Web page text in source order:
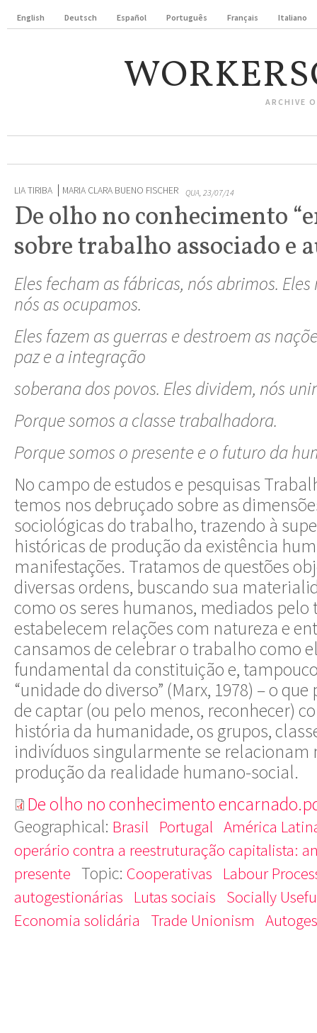
English Deutsch Español Português Français Italiano
ARCHIVE
LIA TIRIBA MARIA CLARA BUENO FISCHER QUA, 23/07/14
De olho no conhecimento
sobre trabalho associado e
Eles fecham as fábricas, nós abrimos.
nós as ocupamos.
Eles fazem as guerras e destroem as
paz e a integração
soberana dos povos. Eles dividem, nós
Porque somos a classe trabalhadora.
Porque somos o presente e o futuro da
No campo de estudos e pesquisas
temos nos debruçado sobre as
sociológicas do trabalho, trazendo à
históricas de produção da existência
manifestações. Tratamos de questões
diversas ordens, buscando sua
como os seres humanos, mediados pelo
estabelecem relações com natureza e
cansamos de celebrar o trabalho como
fundamental da constituição e,
“unidade do diverso” (Marx, 1978) – o
de captar (ou pelo menos, reconhecer)
história da humanidade, os grupos,
indivíduos singularmente se relacionam
produção da realidade humano-social.
De olho no conhecimento
Geographical: Brasil Portugal América
operário contra a reestruturação capitalista:
presente Topic: Cooperativas Labour
autogestionárias Lutas sociais Socially
Economia solidária
Trade Unionism